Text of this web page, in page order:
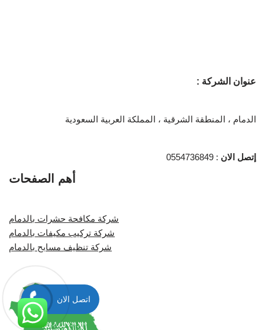
عنوان الشركة :
الدمام ، المنطقة الشرقية ، المملكة العربية السعودية
إتصل الان : 0554736849
أهم الصفحات
شركة مكافحة حشرات بالدمام
شركة تركيب مكيفات بالدمام
شركة تنظيف مسابح بالدمام
اتصل الان